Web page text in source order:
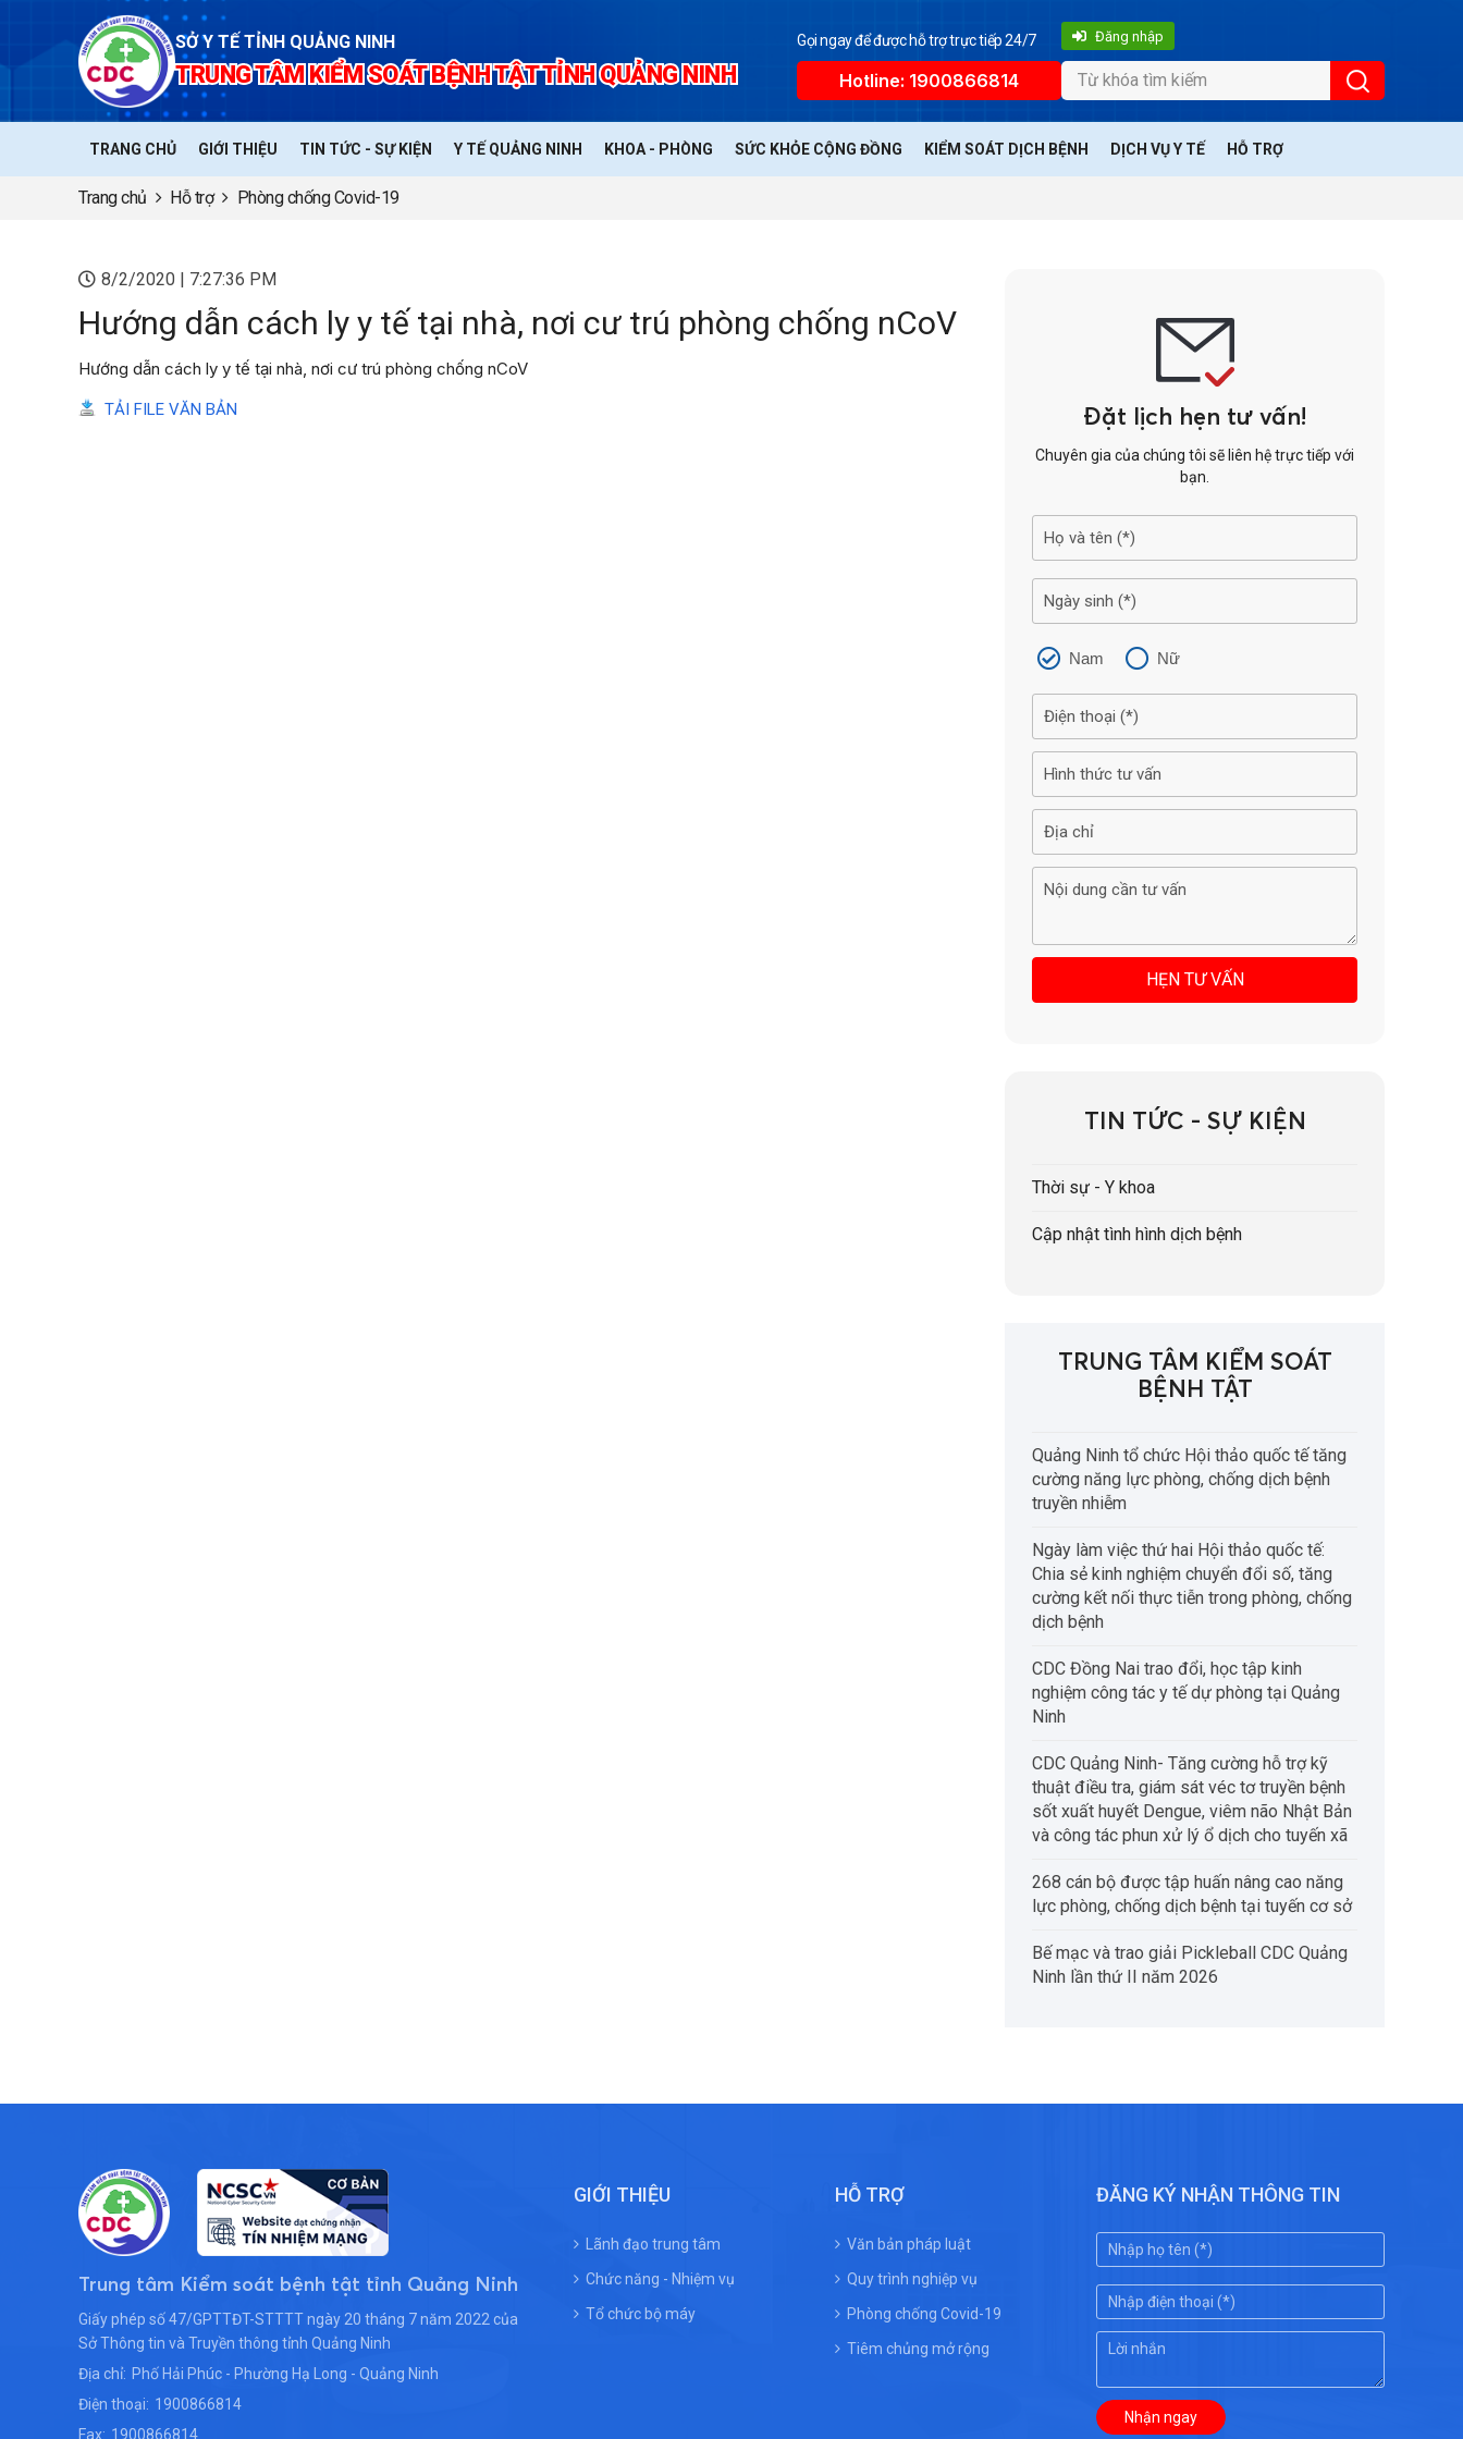
SỞ Y TẾ TỈNH QUẢNG NINH
TRUNG TÂM KIỂM SOÁT BỆNH TẬT TỈNH QUẢNG NINH
Gọi ngay để được hỗ trợ trực tiếp 24/7
Hotline: 1900866814
Đăng nhập
TRANG CHỦ GIỚI THIỆU TIN TỨC - SỰ KIỆN Y TẾ QUẢNG NINH KHOA - PHÒNG SỨC KHỎE CỘNG ĐỒNG KIỂM SOÁT DỊCH BỆNH DỊCH VỤ Y TẾ HỖ TRỢ
Trang chủ Hỗ trợ Phòng chống Covid-19
8/2/2020 | 7:27:36 PM
Hướng dẫn cách ly y tế tại nhà, nơi cư trú phòng chống nCoV
Hướng dẫn cách ly y tế tại nhà, nơi cư trú phòng chống nCoV
TẢI FILE VĂN BẢN Đặt lịch hẹn tư vấn!
Chuyên gia của chúng tôi sẽ liên hệ trực tiếp với
bạn.
Nam Nữ
TIN TỨC - SỰ KIỆN
Thời sự - Y khoa
Cập nhật tình hình dịch bệnh
TRUNG TÂM KIỂM SOÁT
BỆNH TẬT
Quảng Ninh tổ chức Hội thảo quốc tế tăng
cường năng lực phòng, chống dịch bệnh
truyền nhiễm
Ngày làm việc thứ hai Hội thảo quốc tế:
Chia sẻ kinh nghiệm chuyển đổi số, tăng
cường kết nối thực tiễn trong phòng, chống
dịch bệnh
CDC Đồng Nai trao đổi, học tập kinh
nghiệm công tác y tế dự phòng tại Quảng
Ninh
CDC Quảng Ninh- Tăng cường hỗ trợ kỹ
thuật điều tra, giám sát véc tơ truyền bệnh
sốt xuất huyết Dengue, viêm não Nhật Bản
và công tác phun xử lý ổ dịch cho tuyến xã
268 cán bộ được tập huấn nâng cao năng
lực phòng, chống dịch bệnh tại tuyến cơ sở
Bế mạc và trao giải Pickleball CDC Quảng
Ninh lần thứ II năm 2026
Trung tâm Kiểm soát bệnh tật tỉnh Quảng Ninh
Giấy phép số 47/GPTTĐT-STTTT ngày 20 tháng 7 năm 2022 của
Sở Thông tin và Truyền thông tỉnh Quảng Ninh
Địa chỉ: Phố Hải Phúc - Phường Hạ Long - Quảng Ninh
Điện thoại: 1900866814
Fax: 1900866814
GIỚI THIỆU
Lãnh đạo trung tâm
Chức năng - Nhiệm vụ
Tổ chức bộ máy
HỖ TRỢ
Văn bản pháp luật
Quy trình nghiệp vụ
Phòng chống Covid-19
Tiêm chủng mở rộng
ĐĂNG KÝ NHẬN THÔNG TIN